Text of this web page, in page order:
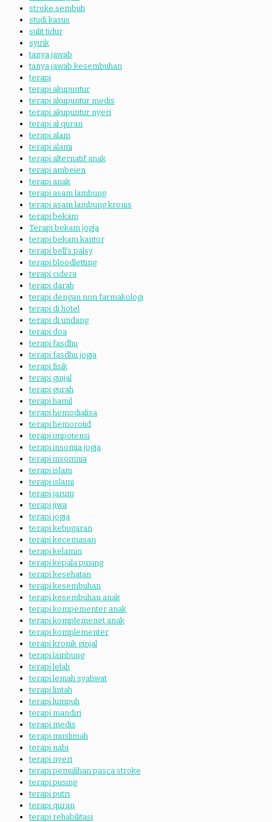
stroke sembuh
studi kasus
sulit tidur
syirik
tanya jawab
tanya jawab kesembuhan
terapi
terapi akupuntur
terapi akupuntur medis
terapi akupuntur nyeri
terapi al quran
terapi alam
terapi alami
terapi alternatif anak
terapi ambeien
terapi anak
terapi asam lambung
terapi asam lambung kronis
terapi bekam
Terapi bekam jogja
terapi bekam kantor
terapi bell's palsy
terapi bloodletting
terapi cidera
terapi darah
terapi dengan non farmakologi
terapi di hotel
terapi di undang
terapi doa
terapi fasdhu
terapi fasdhu jogja
terapi fisik
terapi ginjal
terapi gurah
terapi hamil
terapi hemodialisa
terapi hemoroiid
terapi impotensi
terapi insomia jogja
terapi insomnia
terapi islam
terapi islami
terapi jarum
terapi jiwa
terapi jogja
terapi kebugaran
terapi kecemasan
terapi kelamin
terapi kepala pusing
terapi kesehatan
terapi kesembuhan
terapi kesembuhan anak
terapi kompementer anak
terapi komplemenet anak
terapi komplementer
terapi kronik ginjal
terapi lambung
terapi lelah
terapi lemah syahwat
terapi lintah
terapi lumpuh
terapi mandiri
terapi medis
terapi muslimah
terapi nabi
terapi nyeri
terapi pemulihan pasca stroke
terapi pusing
terapi putri
terapi quran
terapi rehabilitasi